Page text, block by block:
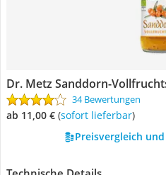
Dr. Metz Sanddorn-
34 Bewertungen
ab 11,00 € ( Sofort lieferbar)
Preisvergleich